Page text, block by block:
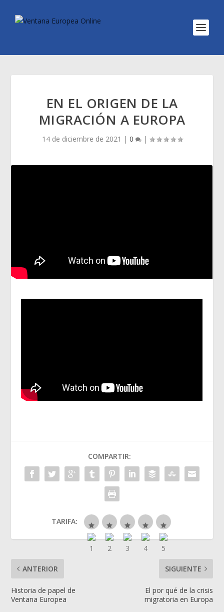
EN EL ORIGEN DE LA
MIGRACIÓN A EUROPA
14 de diciembre de 2021 | 0 |
COMPARTIR:
TARIFA:
ANTERIOR
Historia de papel de
Ventana Europea
SIGUIENTE
El por qué de la crisis
migratoria en Europa